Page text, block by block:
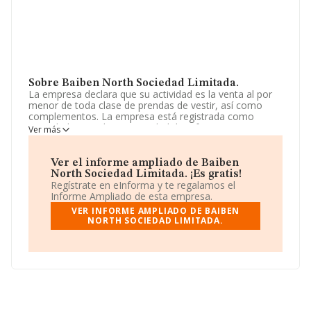
Sobre Baiben North Sociedad Limitada.
La empresa declara que su actividad es la venta al por
menor de toda clase de prendas de vestir, así como
complementos. La empresa está registrada como
Sociedad Limitada. La actividad de referencia CNAE
corresponde a 'Comercio al por menor de textiles en
La empresa no tiene actividad en mercados exteriores.
Ha habido un descenso en cuanto al número de
empleados y atendiendo a los datos disponibles en
INFORMA, ese número ha estado por encima de la
media de sector.
Ver más
Ver el informe ampliado de Baiben
North Sociedad Limitada. ¡Es gratis!
Regístrate en eInforma y te regalamos el
Informe Ampliado de esta empresa.
VER INFORME AMPLIADO DE BAIBEN
NORTH SOCIEDAD LIMITADA.